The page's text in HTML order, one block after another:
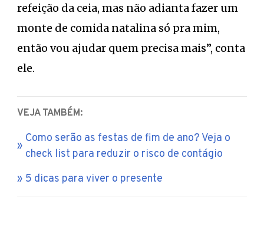
refeição da ceia, mas não adianta fazer um
monte de comida natalina só pra mim,
então vou ajudar quem precisa mais”, conta
ele.
VEJA TAMBÉM:
Como serão as festas de fim de ano? Veja o
check list para reduzir o risco de contágio
5 dicas para viver o presente